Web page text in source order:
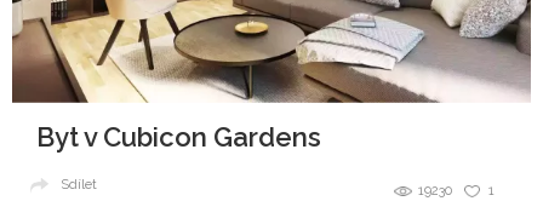
Byt v Cubicon Gardens
1
19230
Sdílet